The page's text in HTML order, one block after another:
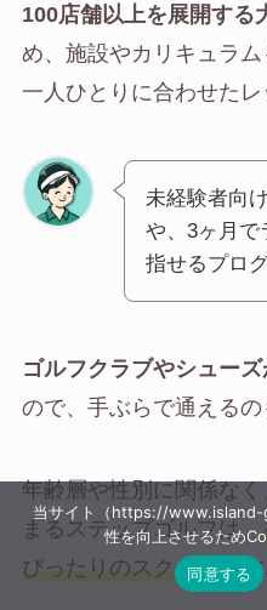
100店舗以上を展開する
め、施設やカリキュラ
一人ひとりに合わせたレ
未経験者向
や、3ヶ月で
指せるプロ
ゴルフクラブやシュー
ので、手ぶらで通えるの
年齢層や性別に関係な
まるステップゴルフは、
ぴったりのスクールです
当サイト（https://www.island-
性を向上させるため
同意する